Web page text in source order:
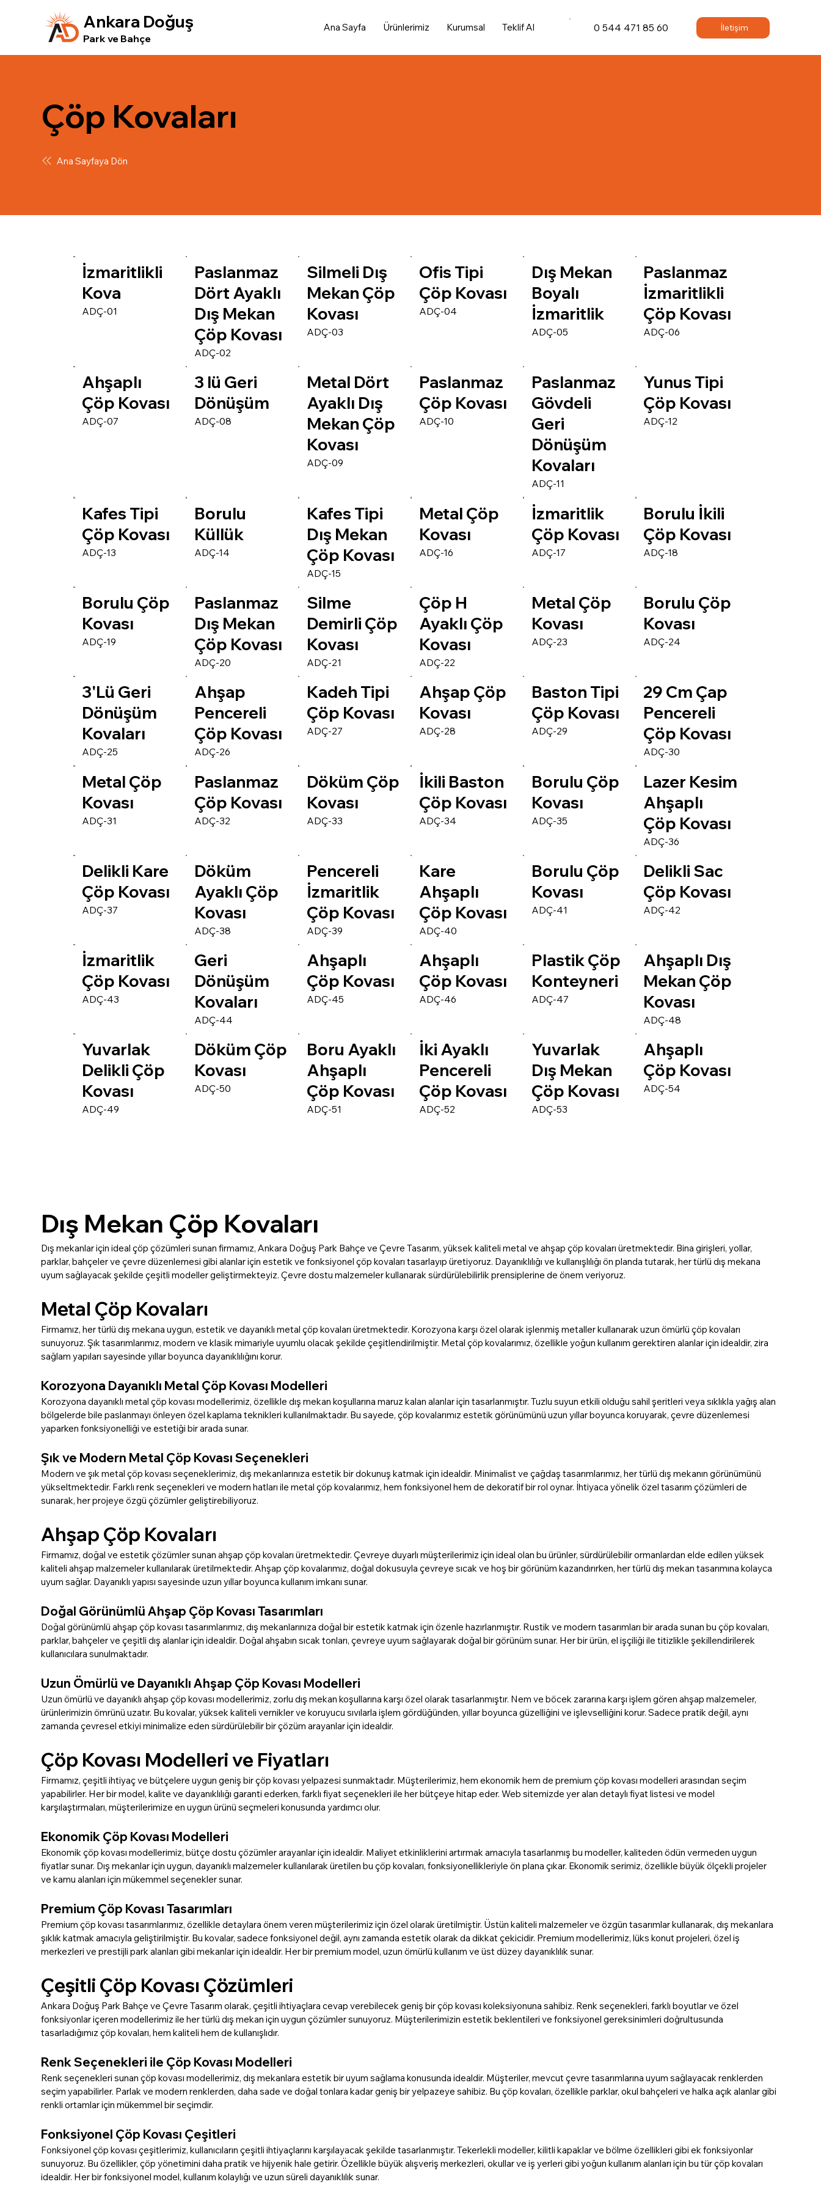
Ankara Doğuş
Park ve Bahçe
0 544 471 85 60
Ana Sayfa Ürünlerimiz Kurumsal Teklif Al İletişim
Çöp Kovaları
Ana Sayfaya Dön
İzmaritlikli
Kova
ADÇ-01
Paslanmaz
Dört Ayaklı
Dış Mekan
Çöp Kovası
ADÇ-02
Silmeli Dış
Mekan Çöp
Kovası
ADÇ-03
Ofis Tipi
Çöp Kovası
ADÇ-04
Dış Mekan
Boyalı
İzmaritlik
ADÇ-05
Paslanmaz
İzmaritlikli
Çöp Kovası
ADÇ-06
Ahşaplı
Çöp Kovası
ADÇ-07
3 lü Geri
Dönüşüm
ADÇ-08
Metal Dört
Ayaklı Dış
Mekan Çöp
Kovası
ADÇ-09
Paslanmaz
Çöp Kovası
ADÇ-10
Paslanmaz
Gövdeli
Geri
Dönüşüm
Kovaları
ADÇ-11
Yunus Tipi
Çöp Kovası
ADÇ-12
Kafes Tipi
Çöp Kovası
ADÇ-13
Borulu
Küllük
ADÇ-14
Kafes Tipi
Dış Mekan
Çöp Kovası
ADÇ-15
Metal Çöp
Kovası
ADÇ-16
İzmaritlik
Çöp Kovası
ADÇ-17
Borulu İkili
Çöp Kovası
ADÇ-18
Borulu Çöp
Kovası
ADÇ-19
Paslanmaz
Dış Mekan
Çöp Kovası
ADÇ-20
Silme
Demirli Çöp
Kovası
ADÇ-21
Çöp H
Ayaklı Çöp
Kovası
ADÇ-22
Metal Çöp
Kovası
ADÇ-23
Borulu Çöp
Kovası
ADÇ-24
3'Lü Geri
Dönüşüm
Kovaları
ADÇ-25
Ahşap
Pencereli
Çöp Kovası
ADÇ-26
Kadeh Tipi
Çöp Kovası
ADÇ-27
Ahşap Çöp
Kovası
ADÇ-28
Baston Tipi
Çöp Kovası
ADÇ-29
29 Cm Çap
Pencereli
Çöp Kovası
ADÇ-30
Metal Çöp
Kovası
ADÇ-31
Paslanmaz
Çöp Kovası
ADÇ-32
Döküm Çöp
Kovası
ADÇ-33
İkili Baston
Çöp Kovası
ADÇ-34
Borulu Çöp
Kovası
ADÇ-35
Lazer Kesim
Ahşaplı
Çöp Kovası
ADÇ-36
Delikli Kare
Çöp Kovası
ADÇ-37
Döküm
Ayaklı Çöp
Kovası
ADÇ-38
Pencereli
İzmaritlik
Çöp Kovası
ADÇ-39
Kare
Ahşaplı
Çöp Kovası
ADÇ-40
Borulu Çöp
Kovası
ADÇ-41
Delikli Sac
Çöp Kovası
ADÇ-42
İzmaritlik
Çöp Kovası
ADÇ-43
Geri
Dönüşüm
Kovaları
ADÇ-44
Ahşaplı
Çöp Kovası
ADÇ-45
Ahşaplı
Çöp Kovası
ADÇ-46
Plastik Çöp
Konteyneri
ADÇ-47
Ahşaplı Dış
Mekan Çöp
Kovası
ADÇ-48
Yuvarlak
Delikli Çöp
Kovası
ADÇ-49
Döküm Çöp
Kovası
ADÇ-50
Boru Ayaklı
Ahşaplı
Çöp Kovası
ADÇ-51
İki Ayaklı
Pencereli
Çöp Kovası
ADÇ-52
Yuvarlak
Dış Mekan
Çöp Kovası
ADÇ-53
Ahşaplı
Çöp Kovası
ADÇ-54
Dış Mekan Çöp Kovaları
Dış mekanlar için ideal çöp çözümleri sunan firmamız, Ankara Doğuş Park Bahçe ve Çevre Tasarım, yüksek kaliteli metal ve ahşap çöp kovaları üretmektedir. Bina girişleri, yollar,
parklar, bahçeler ve çevre düzenlemesi gibi alanlar için estetik ve fonksiyonel çöp kovaları tasarlayıp üretiyoruz. Dayanıklılığı ve kullanışlılığı ön planda tutarak, her türlü dış mekana
uyum sağlayacak şekilde çeşitli modeller geliştirmekteyiz. Çevre dostu malzemeler kullanarak sürdürülebilirlik prensiplerine de önem veriyoruz.
Metal Çöp Kovaları
Firmamız, her türlü dış mekana uygun, estetik ve dayanıklı metal çöp kovaları üretmektedir. Korozyona karşı özel olarak işlenmiş metaller kullanarak uzun ömürlü çöp kovaları
sunuyoruz. Şık tasarımlarımız, modern ve klasik mimariyle uyumlu olacak şekilde çeşitlendirilmiştir. Metal çöp kovalarımız, özellikle yoğun kullanım gerektiren alanlar için idealdir, zira
sağlam yapıları sayesinde yıllar boyunca dayanıklılığını korur.
Korozyona Dayanıklı Metal Çöp Kovası Modelleri
Korozyona dayanıklı metal çöp kovası modellerimiz, özellikle dış mekan koşullarına maruz kalan alanlar için tasarlanmıştır. Tuzlu suyun etkili olduğu sahil şeritleri veya sıklıkla yağış alan
bölgelerde bile paslanmayı önleyen özel kaplama teknikleri kullanılmaktadır. Bu sayede, çöp kovalarımız estetik görünümünü uzun yıllar boyunca koruyarak, çevre düzenlemesi
yaparken fonksiyonelliği ve estetiği bir arada sunar.
Şık ve Modern Metal Çöp Kovası Seçenekleri
Modern ve şık metal çöp kovası seçeneklerimiz, dış mekanlarınıza estetik bir dokunuş katmak için idealdir. Minimalist ve çağdaş tasarımlarımız, her türlü dış mekanın görünümünü
yükseltmektedir. Farklı renk seçenekleri ve modern hatları ile metal çöp kovalarımız, hem fonksiyonel hem de dekoratif bir rol oynar. İhtiyaca yönelik özel tasarım çözümleri de
sunarak, her projeye özgü çözümler geliştirebiliyoruz.
Ahşap Çöp Kovaları
Firmamız, doğal ve estetik çözümler sunan ahşap çöp kovaları üretmektedir. Çevreye duyarlı müşterilerimiz için ideal olan bu ürünler, sürdürülebilir ormanlardan elde edilen yüksek
kaliteli ahşap malzemeler kullanılarak üretilmektedir. Ahşap çöp kovalarımız, doğal dokusuyla çevreye sıcak ve hoş bir görünüm kazandırırken, her türlü dış mekan tasarımına kolayca
uyum sağlar. Dayanıklı yapısı sayesinde uzun yıllar boyunca kullanım imkanı sunar.
Doğal Görünümlü Ahşap Çöp Kovası Tasarımları
Doğal görünümlü ahşap çöp kovası tasarımlarımız, dış mekanlarınıza doğal bir estetik katmak için özenle hazırlanmıştır. Rustik ve modern tasarımları bir arada sunan bu çöp kovaları,
parklar, bahçeler ve çeşitli dış alanlar için idealdir. Doğal ahşabın sıcak tonları, çevreye uyum sağlayarak doğal bir görünüm sunar. Her bir ürün, el işçiliği ile titizlikle şekillendirilerek
kullanıcılara sunulmaktadır.
Uzun Ömürlü ve Dayanıklı Ahşap Çöp Kovası Modelleri
Uzun ömürlü ve dayanıklı ahşap çöp kovası modellerimiz, zorlu dış mekan koşullarına karşı özel olarak tasarlanmıştır. Nem ve böcek zararına karşı işlem gören ahşap malzemeler,
ürünlerimizin ömrünü uzatır. Bu kovalar, yüksek kaliteli vernikler ve koruyucu sıvılarla işlem gördüğünden, yıllar boyunca güzelliğini ve işlevselliğini korur. Sadece pratik değil, aynı
zamanda çevresel etkiyi minimalize eden sürdürülebilir bir çözüm arayanlar için idealdir.
Çöp Kovası Modelleri ve Fiyatları
Firmamız, çeşitli ihtiyaç ve bütçelere uygun geniş bir çöp kovası yelpazesi sunmaktadır. Müşterilerimiz, hem ekonomik hem de premium çöp kovası modelleri arasından seçim
yapabilirler. Her bir model, kalite ve dayanıklılığı garanti ederken, farklı fiyat seçenekleri ile her bütçeye hitap eder. Web sitemizde yer alan detaylı fiyat listesi ve model
karşılaştırmaları, müşterilerimize en uygun ürünü seçmeleri konusunda yardımcı olur.
Ekonomik Çöp Kovası Modelleri
Ekonomik çöp kovası modellerimiz, bütçe dostu çözümler arayanlar için idealdir. Maliyet etkinliklerini artırmak amacıyla tasarlanmış bu modeller, kaliteden ödün vermeden uygun
fiyatlar sunar. Dış mekanlar için uygun, dayanıklı malzemeler kullanılarak üretilen bu çöp kovaları, fonksiyonellikleriyle ön plana çıkar. Ekonomik serimiz, özellikle büyük ölçekli projeler
ve kamu alanları için mükemmel seçenekler sunar.
Premium Çöp Kovası Tasarımları
Premium çöp kovası tasarımlarımız, özellikle detaylara önem veren müşterilerimiz için özel olarak üretilmiştir. Üstün kaliteli malzemeler ve özgün tasarımlar kullanarak, dış mekanlara
şıklık katmak amacıyla geliştirilmiştir. Bu kovalar, sadece fonksiyonel değil, aynı zamanda estetik olarak da dikkat çekicidir. Premium modellerimiz, lüks konut projeleri, özel iş
merkezleri ve prestijli park alanları gibi mekanlar için idealdir. Her bir premium model, uzun ömürlü kullanım ve üst düzey dayanıklılık sunar.
Çeşitli Çöp Kovası Çözümleri
Ankara Doğuş Park Bahçe ve Çevre Tasarım olarak, çeşitli ihtiyaçlara cevap verebilecek geniş bir çöp kovası koleksiyonuna sahibiz. Renk seçenekleri, farklı boyutlar ve özel
fonksiyonlar içeren modellerimiz ile her türlü dış mekan için uygun çözümler sunuyoruz. Müşterilerimizin estetik beklentileri ve fonksiyonel gereksinimleri doğrultusunda
tasarladığımız çöp kovaları, hem kaliteli hem de kullanışlıdır.
Renk Seçenekleri ile Çöp Kovası Modelleri
Renk seçenekleri sunan çöp kovası modellerimiz, dış mekanlara estetik bir uyum sağlama konusunda idealdir. Müşteriler, mevcut çevre tasarımlarına uyum sağlayacak renklerden
seçim yapabilirler. Parlak ve modern renklerden, daha sade ve doğal tonlara kadar geniş bir yelpazeye sahibiz. Bu çöp kovaları, özellikle parklar, okul bahçeleri ve halka açık alanlar gibi
renkli ortamlar için mükemmel bir seçimdir.
Fonksiyonel Çöp Kovası Çeşitleri
Fonksiyonel çöp kovası çeşitlerimiz, kullanıcıların çeşitli ihtiyaçlarını karşılayacak şekilde tasarlanmıştır. Tekerlekli modeller, kilitli kapaklar ve bölme özellikleri gibi ek fonksiyonlar
sunuyoruz. Bu özellikler, çöp yönetimini daha pratik ve hijyenik hale getirir. Özellikle büyük alışveriş merkezleri, okullar ve iş yerleri gibi yoğun kullanım alanları için bu tür çöp kovaları
idealdir. Her bir fonksiyonel model, kullanım kolaylığı ve uzun süreli dayanıklılık sunar.